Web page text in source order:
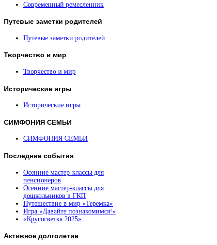
Современный ремесленник
Путевые заметки родителей
Путевые заметки родителей
Творчество и мир
Творчество и мир
Исторические игры
Исторические игры
СИМФОНИЯ СЕМЬИ
СИМФОНИЯ СЕМЬИ
Последние события
Осенние мастер-классы для
пенсионеров
Осенние мастер-классы для
дошкольников в ГКП
Путешествие в мир «Теремка»
Игра «Давайте познакомимся!»
«Кругосветка 2025»
Активное долголетие